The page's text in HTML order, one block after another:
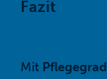
Fazit
Mit